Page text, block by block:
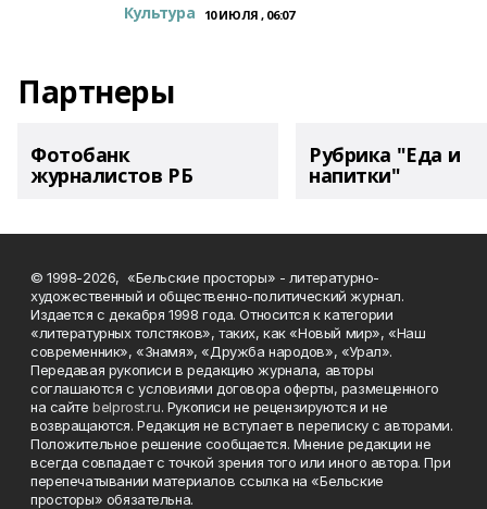
Культура 10 ИЮЛЯ , 06:07
Партнеры
Фотобанк
журналистов РБ
Рубрика "Еда и
напитки"
© 1998-2026, «Бельские просторы» - литературно-
художественный и общественно-политический журнал.
Издается с декабря 1998 года. Относится к категории
«литературных толстяков», таких, как «Новый мир», «Наш
современник», «Знамя», «Дружба народов», «Урал».
Передавая рукописи в редакцию журнала, авторы
соглашаются с условиями договора оферты, размещенного
на сайтеbelprost.ru. Рукописи не рецензируются и не
возвращаются. Редакция не вступает в переписку с авторами.
Положительное решение сообщается. Мнение редакции не
всегда совпадает с точкой зрения того или иного автора. При
перепечатывании материалов ссылка на «Бельские
просторы» обязательна.